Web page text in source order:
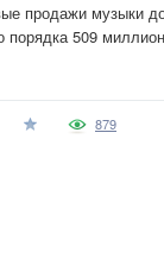
продажи музыки
порядка 509
879